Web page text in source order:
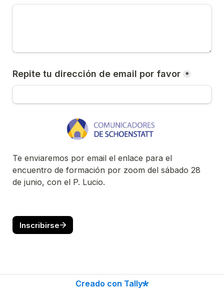
Repite tu dirección de email por favor *
Te enviaremos por email el enlace para el
encuentro de formación por zoom del sábado 28
de junio, con el P. Lucio.
Inscribirse
Creado con Tally